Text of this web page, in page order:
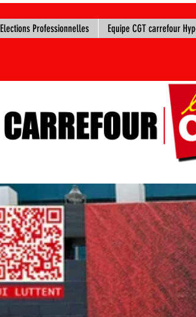
Elections Professionnelles Equipe CGT carrefour